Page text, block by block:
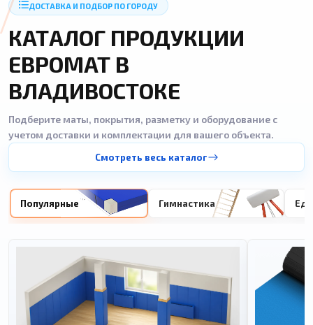
ДОСТАВКА И ПОДБОР ПО ГОРОДУ
КАТАЛОГ ПРОДУКЦИИ
ЕВРОМАТ В
ВЛАДИВОСТОКЕ
Подберите маты, покрытия, разметку и оборудование с
учетом доставки и комплектации для вашего объекта.
Смотреть весь каталог
Популярные Гимнастика